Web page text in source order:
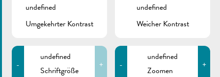
Comme par exemple des contacts, des
Unterschrift „Dreiländereck
E.W.I.V.“
MUSÉE EUROPÉEN, SCHENGEN
17/01/2020
undefined
Umgekehrter Kontrast
undefined
Weicher Kontrast
-
undefined
Schriftgröße
+ -
undefined
Zoomen
+